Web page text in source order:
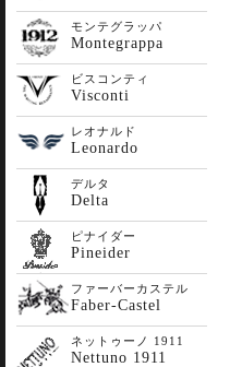
モンテグラッパ
Montegrappa
ビスコンティ
Visconti
レオナルド
Leonardo
デルタ
Delta
ピナイダー
Pineider
ファーバーカステル
Faber-Castel
ネットゥーノ 1911
Nettuno 1911